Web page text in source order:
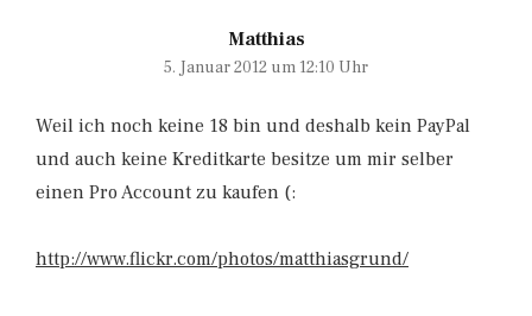
Matthias
5. Januar 2012 um 12:10 Uhr
Weil ich noch keine 18 bin und deshalb kein PayPal
und auch keine Kreditkarte besitze um mir selber
einen Pro Account zu kaufen (:
http://www.flickr.com/photos/matthiasgrund/